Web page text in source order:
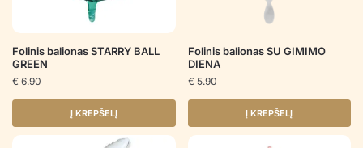
Folinis balionas STARRY BALL
GREEN
€ 6.90
Į KREPŠELĮ
Folinis balionas SU GIMIMO
DIENA
€ 5.90
Į KREPŠELĮ